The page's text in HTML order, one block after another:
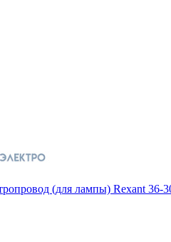
(для лампы) Rexant 36-